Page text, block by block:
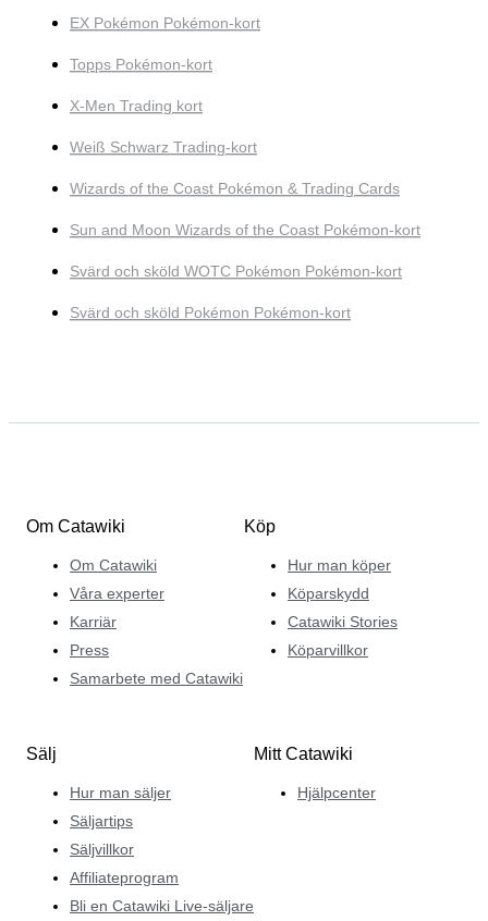
EX Pokémon Pokémon-kort
Topps Pokémon-kort
X-Men Trading kort
Weiß Schwarz Trading-kort
Wizards of the Coast Pokémon & Trading Cards
Sun and Moon Wizards of the Coast Pokémon-kort
Svärd och sköld WOTC Pokémon Pokémon-kort
Svärd och sköld Pokémon Pokémon-kort
Om Catawiki
Om Catawiki
Våra experter
Karriär
Press
Samarbete med Catawiki
Köp
Hur man köper
Köparskydd
Catawiki Stories
Köparvillkor
Sälj
Hur man säljer
Säljartips
Säljvillkor
Affiliateprogram
Bli en Catawiki Live-säljare
Mitt Catawiki
Hjälpcenter